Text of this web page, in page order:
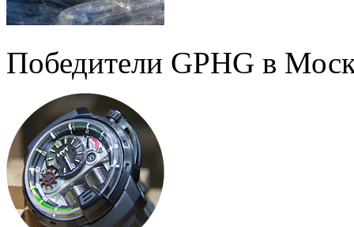
Победители GPHG в